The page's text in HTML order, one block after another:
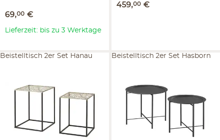
69,00 €
Lieferzeit: bis zu 3 Werktage
459,00 €
Beistelltisch 2er Set Hanau Beistelltisch 2er Set Hasborn